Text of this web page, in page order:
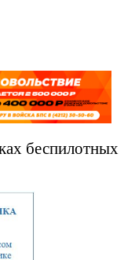
беспилотных